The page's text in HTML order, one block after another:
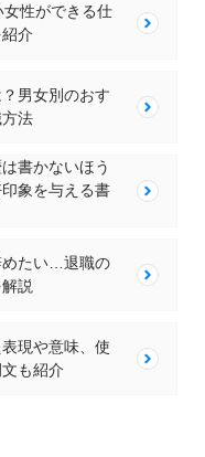
性ができる仕
介
男女別のおす
法
書かないほう
象を与える書
めたい…退職の
説
現や意味、使
も紹介